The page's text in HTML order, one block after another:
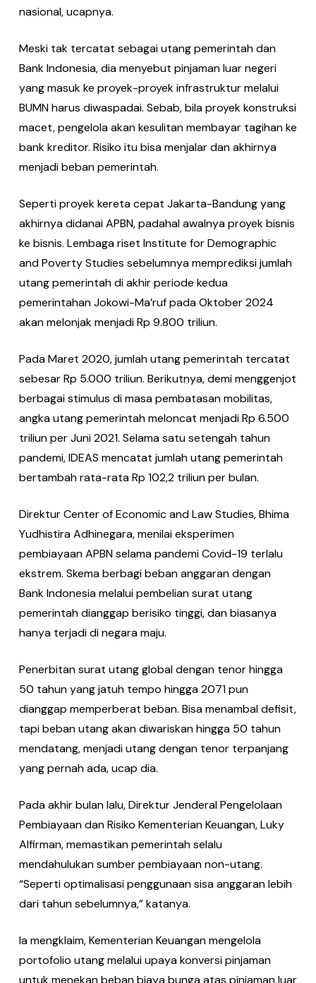
nasional, ucapnya.
Meski tak tercatat sebagai utang pemerintah dan
Bank Indonesia, dia menyebut pinjaman luar negeri
yang masuk ke proyek-proyek infrastruktur melalui
BUMN harus diwaspadai. Sebab, bila proyek konstruksi
macet, pengelola akan kesulitan membayar tagihan ke
bank kreditor. Risiko itu bisa menjalar dan akhirnya
menjadi beban pemerintah.
Seperti proyek kereta cepat Jakarta-Bandung yang
akhirnya didanai APBN, padahal awalnya proyek bisnis
ke bisnis. Lembaga riset Institute for Demographic
and Poverty Studies sebelumnya memprediksi jumlah
utang pemerintah di akhir periode kedua
pemerintahan Jokowi-Ma’ruf pada Oktober 2024
akan melonjak menjadi Rp 9.800 triliun.
Pada Maret 2020, jumlah utang pemerintah tercatat
sebesar Rp 5.000 triliun. Berikutnya, demi menggenjot
berbagai stimulus di masa pembatasan mobilitas,
angka utang pemerintah meloncat menjadi Rp 6.500
triliun per Juni 2021. Selama satu setengah tahun
pandemi, IDEAS mencatat jumlah utang pemerintah
bertambah rata-rata Rp 102,2 triliun per bulan.
Direktur Center of Economic and Law Studies, Bhima
Yudhistira Adhinegara, menilai eksperimen
pembiayaan APBN selama pandemi Covid-19 terlalu
ekstrem. Skema berbagi beban anggaran dengan
Bank Indonesia melalui pembelian surat utang
pemerintah dianggap berisiko tinggi, dan biasanya
hanya terjadi di negara maju.
Penerbitan surat utang global dengan tenor hingga
50 tahun yang jatuh tempo hingga 2071 pun
dianggap memperberat beban. Bisa menambal defisit,
tapi beban utang akan diwariskan hingga 50 tahun
mendatang, menjadi utang dengan tenor terpanjang
yang pernah ada, ucap dia.
Pada akhir bulan lalu, Direktur Jenderal Pengelolaan
Pembiayaan dan Risiko Kementerian Keuangan, Luky
Alfirman, memastikan pemerintah selalu
mendahulukan sumber pembiayaan non-utang.
“Seperti optimalisasi penggunaan sisa anggaran lebih
dari tahun sebelumnya,” katanya.
Ia mengklaim, Kementerian Keuangan mengelola
portofolio utang melalui upaya konversi pinjaman
untuk menekan beban biaya bunga atas pinjaman luar